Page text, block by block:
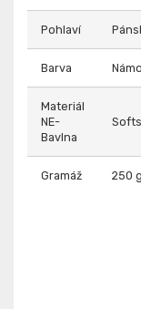
Pohlaví
Barva
Materiál
NE-
Bavlna
Gramáž 250